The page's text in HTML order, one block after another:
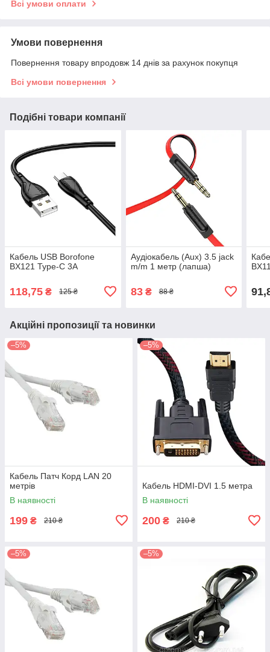
Всі умови оплати
Умови повернення
Повернення товару впродовж 14 днів за рахунок покупця
Всі умови повернення
Подібні товари компанії
Кабель USB Borofone
BX121 Type-C 3A
118,75 ₴ 125 ₴
Аудіокабель (Aux) 3.5 jack
m/m 1 метр (лапша)
83₴ 88 ₴
Акційні пропозиції та новинки
–5%
Кабель Патч Корд LAN 20
метрів
В наявності
199 ₴ 210 ₴
–5%
Кабель HDMI-DVI 1.5 метра
В наявності
200 ₴ 210 ₴
–5% –5%